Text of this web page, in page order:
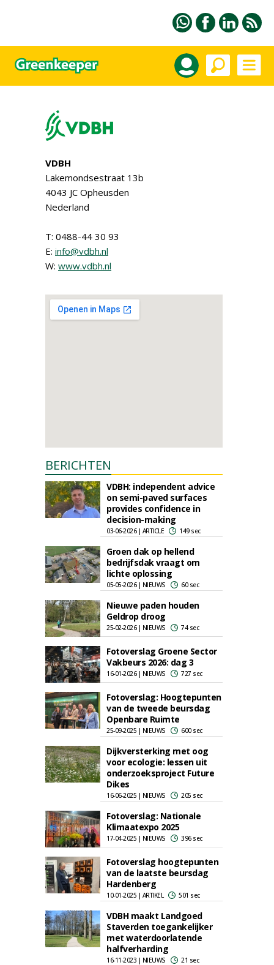
VDBH
Lakemondsestraat 13b
4043 JC Opheusden
Nederland
T: 0488-44 30 93
E: info@vdbh.nl
W: www.vdbh.nl
BERICHTEN
VDBH: independent advice
on semi-paved surfaces
provides confidence in
decision-making
03-06-2026 | ARTICLE 149 sec
Groen dak op hellend
bedrijfsdak vraagt om
lichte oplossing
05-05-2026 | NIEUWS 60 sec
Nieuwe paden houden
Geldrop droog
25-02-2026 | NIEUWS 74 sec
Fotoverslag Groene Sector
Vakbeurs 2026: dag 3
16-01-2026 | NIEUWS 727 sec
Fotoverslag: Hoogtepunten
van de tweede beursdag
Openbare Ruimte
25-09-2025 | NIEUWS 600 sec
Dijkversterking met oog
voor ecologie: lessen uit
onderzoeksproject Future
Dikes
16-06-2025 | NIEUWS 205 sec
Fotoverslag: Nationale
Klimaatexpo 2025
17-04-2025 | NIEUWS 396 sec
Fotoverslag hoogtepunten
van de laatste beursdag
Hardenberg
10-01-2025 | ARTIKEL 501 sec
VDBH maakt Landgoed
Staverden toegankelijker
met waterdoorlatende
halfverharding
16-11-2023 | NIEUWS 21 sec